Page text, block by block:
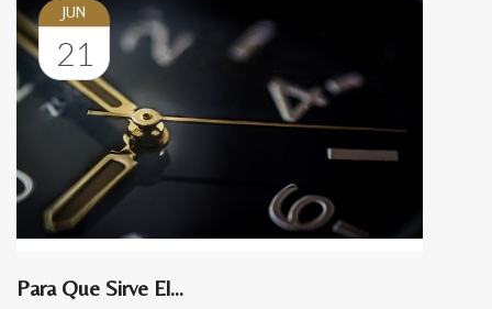
JUN
21
Para Que Sirve El...